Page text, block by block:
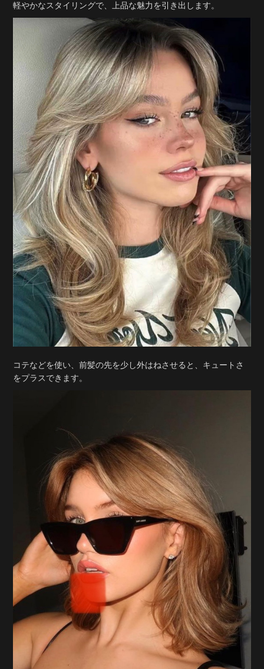
軽やかなスタイリングで、上品な魅力を引き出します。
コテなどを使い、前髪の先を少し外はねさせると、キュートさ
をプラスできます。